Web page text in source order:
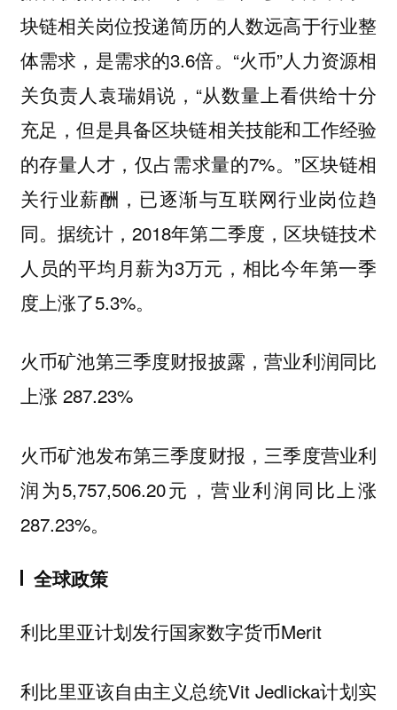
块链相关岗位投递简历的人数远高于行业整
体需求，是需求的3.6倍。“火币”人力资源相
关负责人袁瑞娟说，“从数量上看供给十分
充足，但是具备区块链相关技能和工作经验
的存量人才，仅占需求量的7%。”区块链相
关行业薪酬，已逐渐与互联网行业岗位趋
同。据统计，2018年第二季度，区块链技术
人员的平均月薪为3万元，相比今年第一季
度上涨了5.3%。
火币矿池第三季度财报披露，营业利润同比
上涨 287.23%
火币矿池发布第三季度财报，三季度营业利
润为5,757,506.20元，营业利润同比上涨
287.23%。
全球政策
利比里亚计划发行国家数字货币Merit
利比里亚该自由主义总统Vit Jedlicka计划实